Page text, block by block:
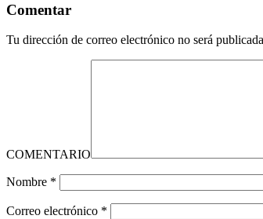
Comentar
Tu dirección de correo electrónico no será
COMENTARIO
Nombre *
Correo electrónico *